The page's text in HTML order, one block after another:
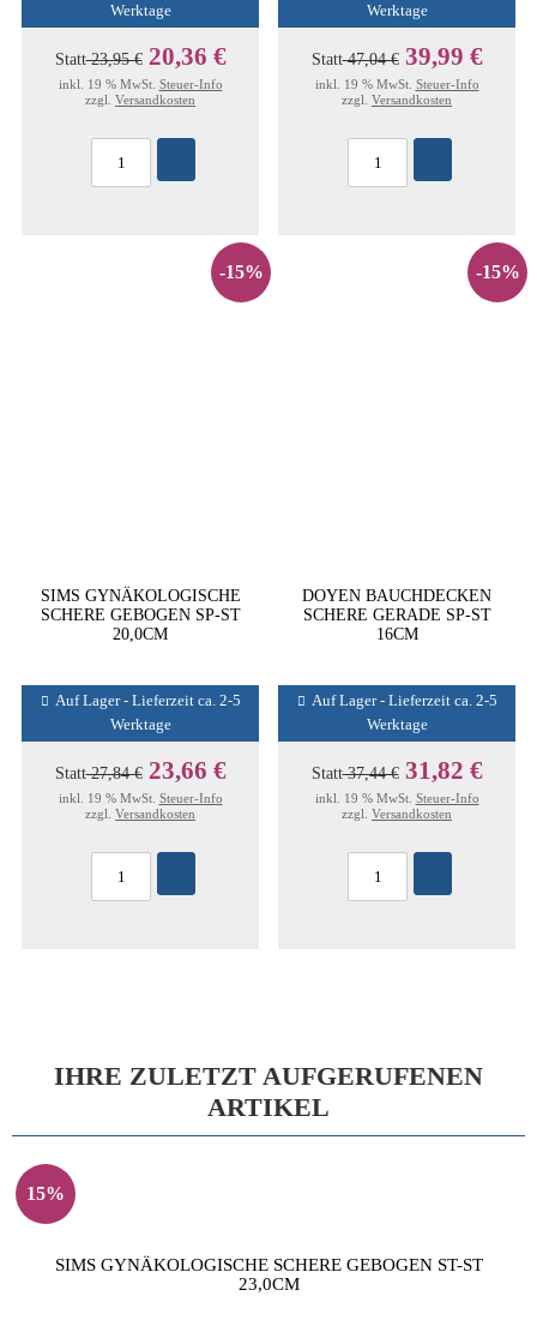
Werktage
Statt23,95 € 20,36 €
inkl. 19 % MwSt. Steuer-Info
zzgl. Versandkosten
Werktage
Statt47,04 € 39,99 €
inkl. 19 % MwSt. Steuer-Info
zzgl. Versandkosten
-15%
SIMS GYNÄKOLOGISCHE
SCHERE GEBOGEN SP-ST
20,0CM
Auf Lager - Lieferzeit ca. 2-5
Werktage
Statt27,84 € 23,66 €
inkl. 19 % MwSt. Steuer-Info
zzgl. Versandkosten
-15%
DOYEN BAUCHDECKEN
SCHERE GERADE SP-ST
16CM
Auf Lager - Lieferzeit ca. 2-5
Werktage
Statt37,44 € 31,82 €
inkl. 19 % MwSt. Steuer-Info
zzgl. Versandkosten
IHRE ZULETZT AUFGERUFENEN
ARTIKEL
15%
SIMS GYNÄKOLOGISCHE SCHERE GEBOGEN ST-ST
23,0CM